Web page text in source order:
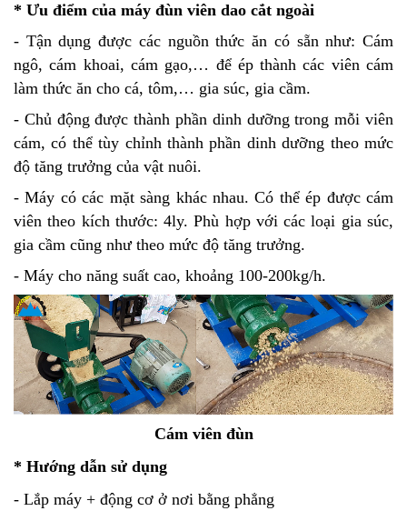
* Ưu điểm của máy đùn viên dao cắt ngoài
- Tận dụng được các nguồn thức ăn có sẵn như: Cám
ngô, cám khoai, cám gạo,… để ép thành các viên cám
làm thức ăn cho cá, tôm,… gia súc, gia cầm.
- Chủ động được thành phần dinh dưỡng trong mỗi viên
cám, có thể tùy chỉnh thành phần dinh dưỡng theo mức
độ tăng trưởng của vật nuôi.
- Máy có các mặt sàng khác nhau. Có thể ép được cám
viên theo kích thước: 4ly. Phù hợp với các loại gia súc,
gia cầm cũng như theo mức độ tăng trưởng.
- Máy cho năng suất cao, khoảng 100-200kg/h.
Cám viên đùn
* Hướng dẫn sử dụng
- Lắp máy + động cơ ở nơi bằng phẳng